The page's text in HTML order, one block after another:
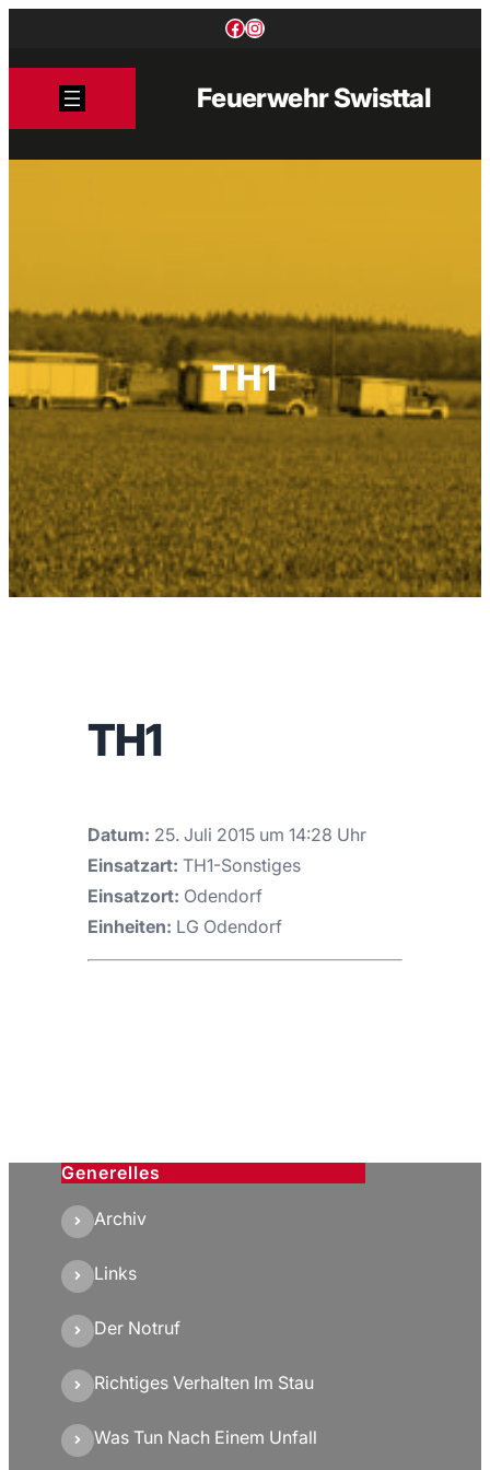
Facebook
Instagram
Feuerwehr Swisttal
TH1
TH1
Datum: 25. Juli 2015 um 14:28 Uhr
Einsatzart: TH1-Sonstiges
Einsatzort: Odendorf
Einheiten: LG Odendorf
Generelles
Archiv
Links
Der Notruf
Richtiges Verhalten Im Stau
Was Tun Nach Einem Unfall